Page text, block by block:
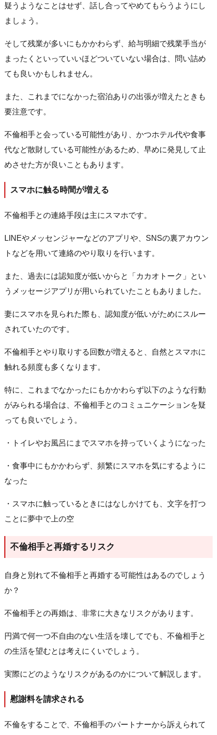
疑うようなことはせず、話し合ってやめてもらうようにし
ましょう。
そして残業が多いにもかかわらず、給与明細で残業手当が
まったくといっていいほどついていない場合は、問い詰め
ても良いかもしれません。
また、これまでになかった宿泊ありの出張が増えたときも
要注意です。
不倫相手と会っている可能性があり、かつホテル代や食事
代など散財している可能性があるため、早めに発見して止
めさせた方が良いこともあります。
スマホに触る時間が増える
不倫相手との連絡手段は主にスマホです。
LINEやメッセンジャーなどのアプリや、SNSの裏アカウン
トなどを用いて連絡のやり取りを行います。
また、過去には認知度が低いからと「カカオトーク」とい
うメッセージアプリが用いられていたこともありました。
妻にスマホを見られた際も、認知度が低いがためにスルー
されていたのです。
不倫相手とやり取りする回数が増えると、自然とスマホに
触れる頻度も多くなります。
特に、これまでなかったにもかかわらず以下のような行動
がみられる場合は、不倫相手とのコミュニケーションを疑
っても良いでしょう。
・トイレやお風呂にまでスマホを持っていくようになった
・食事中にもかかわらず、頻繁にスマホを気にするように
なった
・スマホに触っているときにはなしかけても、文字を打つ
ことに夢中で上の空
不倫相手と再婚するリスク
自身と別れて不倫相手と再婚する可能性はあるのでしょう
か？
不倫相手との再婚は、非常に大きなリスクがあります。
円満で何一つ不自由のない生活を壊してでも、不倫相手と
の生活を望むとは考えにくいでしょう。
実際にどのようなリスクがあるのかについて解説します。
慰謝料を請求される
不倫をすることで、不倫相手のパートナーから訴えられて